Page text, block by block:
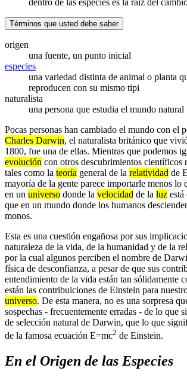
Términos que usted debe saber
origen
una fuente, un punto inicial
especies
una variedad distinta de animal o planta
reproducen con su mismo tipi
naturalista
una persona que estudia el mundo natural
Pocas personas han cambiado el mundo con el
Charles Darwin, el naturalista británico que
1800, fue una de ellas. Mientras que podemos
evolución con otros descubrimientos científicos
tales como la teoría general de la relatividad de
mayoría de la gente parece importarle menos
en un universo donde la velocidad de la luz está
que en un mundo donde los humanos
monos.
Esta es una cuestión engañosa por sus
naturaleza de la vida, de la humanidad y de la
por la cual algunos perciben el nombre de
física de desconfianza, a pesar de que sus
entendimiento de la vida están tan sólidamente
están las contribuiciones de Einstein para
universo. De esta manera, no es una sorpresa
sospechas - frecuentemente erradas - de lo que
de selección natural de Darwin, que lo que
de la famosa ecuación E=mc2 de Einstein.
En el Origen de las Especies